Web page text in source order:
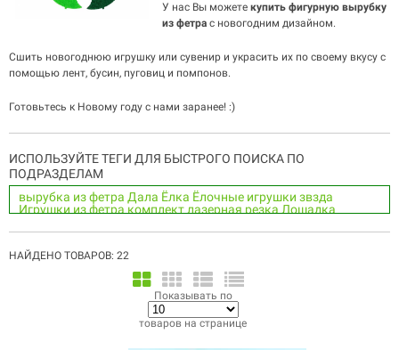
У нас Вы можете купить фигурную вырубку
из фетра с новогодним дизайном.
Сшить новогоднюю игрушку или сувенир и украсить их по своему вкусу с
помощью лент, бусин, пуговиц и помпонов.
Готовьтесь к Новому году с нами заранее! :)
ИСПОЛЬЗУЙТЕ ТЕГИ ДЛЯ БЫСТРОГО ПОИСКА ПО
ПОДРАЗДЕЛАМ
вырубка из фетра Дала Ёлка Ёлочные игрушки звзда
Игрушки из фетракомплектлазерная резкаЛошадка
Оленьпеченьеполушерстяной фетрПряникПряничный
человечек
снежинкафетр
НАЙДЕНО ТОВАРОВ: 22
Показывать по
товаров на странице